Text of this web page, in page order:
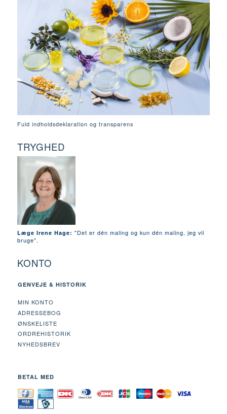
Fuld indholdsdeklaration og transparens
TRYGHED
Læge Irene Hage: "Det er dén maling og kun dén maling, jeg vil
bruge".
KONTO
GENVEJE & HISTORIK
MIN KONTO
ADRESSEBOG
ØNSKELISTE
ORDREHISTORIK
NYHEDSBREV
BETAL MED